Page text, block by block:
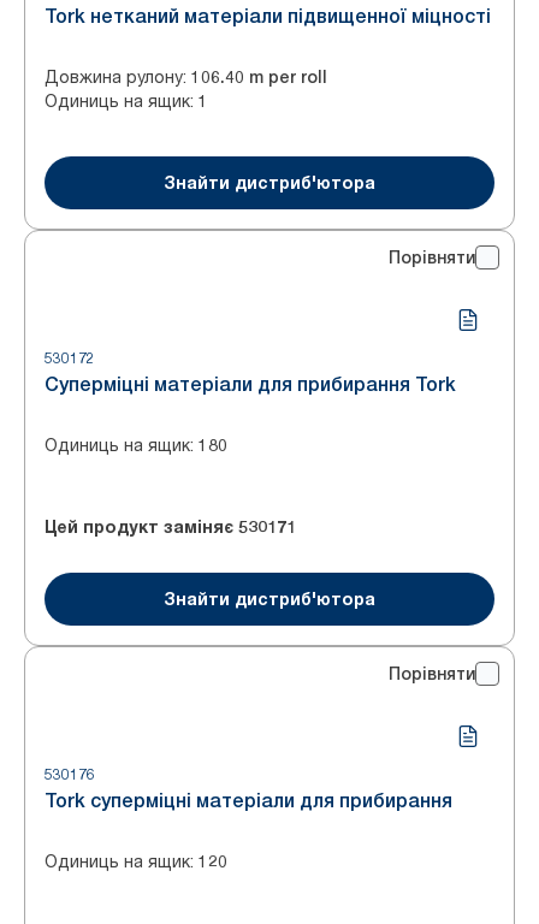
Tork нетканий матеріали підвищенної міцності
Довжина рулону: 106.40 m per roll
Одиниць на ящик: 1
Знайти дистриб'ютора
Порівняти
530172
Суперміцні матеріали для прибирання Tork
Одиниць на ящик: 180
Цей продукт заміняє 530171
Знайти дистриб'ютора
Порівняти
530176
Tork суперміцні матеріали для прибирання
Одиниць на ящик: 120